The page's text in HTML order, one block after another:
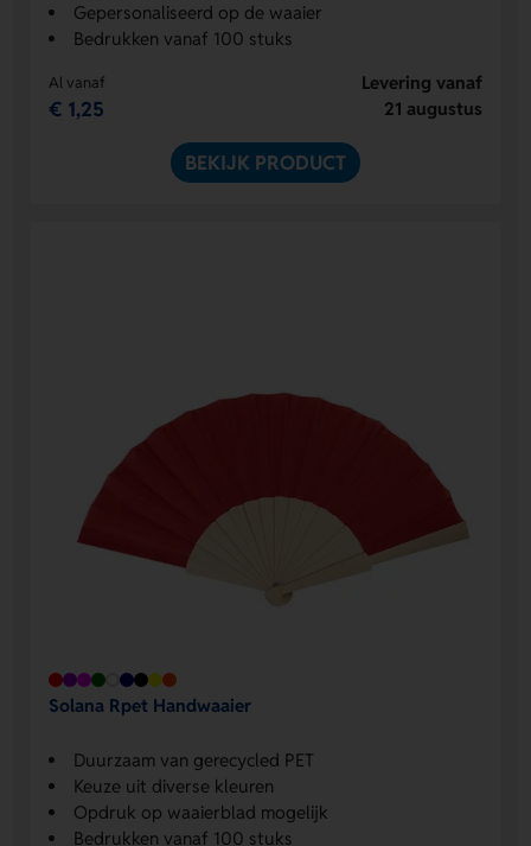
Gepersonaliseerd op de waaier
Bedrukken vanaf 100 stuks
Al vanaf
€ 1,25
Levering vanaf
21 augustus
BEKIJK PRODUCT
Solana Rpet Handwaaier
Duurzaam van gerecycled PET
Keuze uit diverse kleuren
Opdruk op waaierblad mogelijk
Bedrukken vanaf 100 stuks